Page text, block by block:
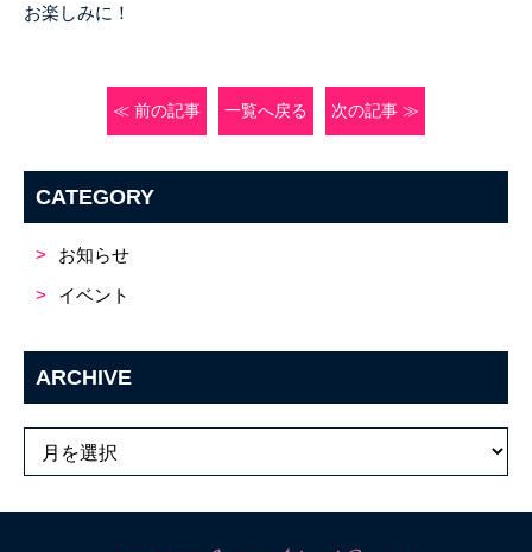
お楽しみに！
≪ 前の記事 一覧へ戻る 次の記事 ≫
CATEGORY
お知らせ
イベント
ARCHIVE